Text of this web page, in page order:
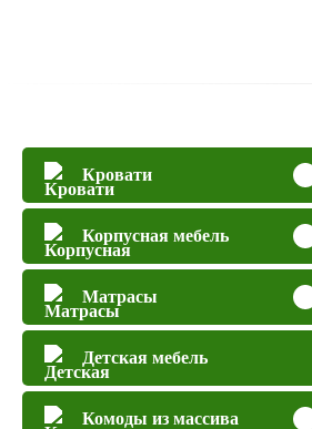
Кровати
Корпусная мебель
Матрасы
Детская мебель
Комоды из массива